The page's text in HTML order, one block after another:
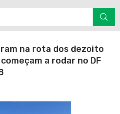
na rota dos dezoito
a rodar no DF